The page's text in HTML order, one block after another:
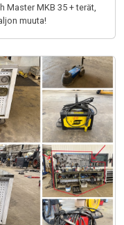
Master MKB 35 + terät,
muuta!